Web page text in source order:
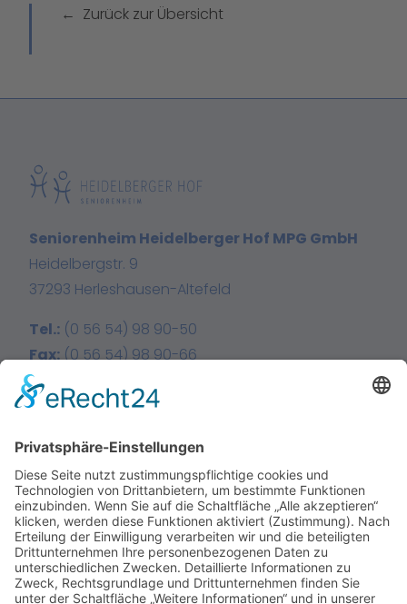
Zurück zur Übersicht
Seniorenheim Heidelberger Hof MPG GmbH
Heidelbergstr. 9
37293 Herleshausen-Altefeld
Tel.: (0 56 54) 98 90-50
Fax:(0 56 54) 98 90-66
E-Mail:info@heidelberger-hof.de
Instagram
Home
Über uns